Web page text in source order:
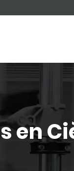
en